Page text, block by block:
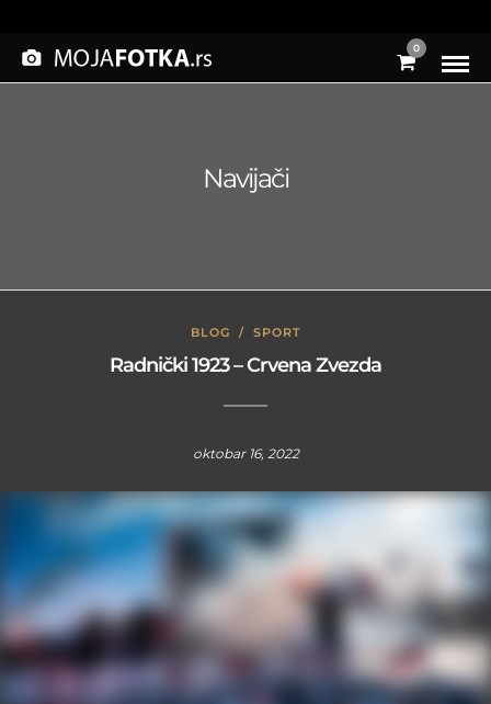
0
Navijači
BLOG / SPORT
Radnički 1923 – Crvena Zvezda
oktobar 16, 2022